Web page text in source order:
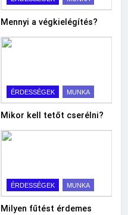
Mennyi a végkielégítés?
ÉRDESSÉGEK MUNKA
Mikor kell tetőt cserélni?
ÉRDESSÉGEK MUNKA
Milyen fűtést érdemes